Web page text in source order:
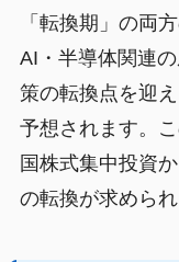
「転換期」の両
AI・半導体関連
策の転換点を迎
予想されます。
国株式集中投資
の転換が求めら